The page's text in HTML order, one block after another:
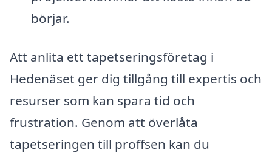
börjar.
Att anlita ett tapetseringsföretag i
Hedenäset ger dig tillgång till expertis och
resurser som kan spara tid och
frustration. Genom att överlåta
tapetseringen till proffsen kan du